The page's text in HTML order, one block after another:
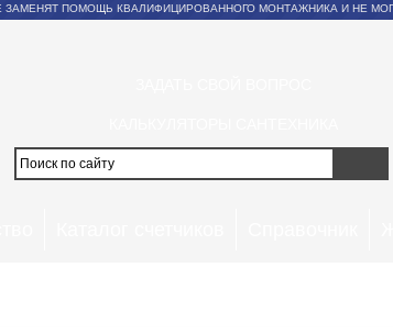
ПОМОЩЬ КВАЛИФИЦИРОВАННОГО МОНТАЖНИКА И НЕ